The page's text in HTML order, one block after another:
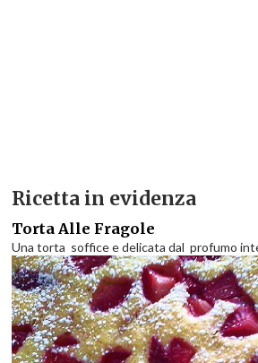
Ricetta in evidenza
Torta Alle Fragole
Una torta soffice e delicata dal profumo